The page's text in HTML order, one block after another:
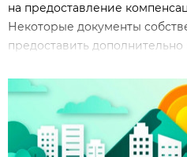
на предоставление
Некоторые документы
предоставить